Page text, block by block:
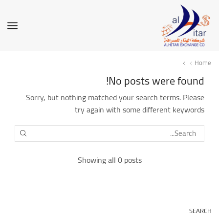
Home
No posts were found!
Sorry, but nothing matched your search terms. Please
try again with some different keywords
SEARCH
Showing all 0 posts
SEARCH